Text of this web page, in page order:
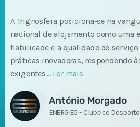
A Trignosfera posiciona-se na
nacional de alojamento como uma
fiabilidade e a qualidade de serviço
práticas inovadoras, respondendo
exigentes… Ler mais
António Morgado
ENERGIE5 - Clube de